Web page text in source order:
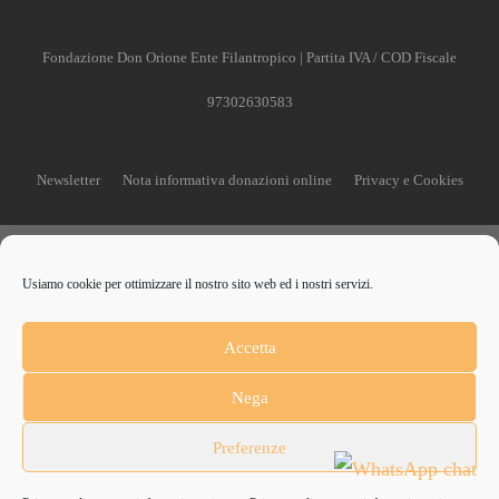
Usiamo cookie per ottimizzare il nostro sito web ed i nostri servizi.
Accetta
Nega
Preferenze
Fondazione Don Orione Ente Filantropico | Partita IVA / COD Fiscale
97302630583
Newsletter Nota informativa donazioni online Privacy e Cookies
ANCHE
Anche un piccolo aiuto può fare una grande differenza